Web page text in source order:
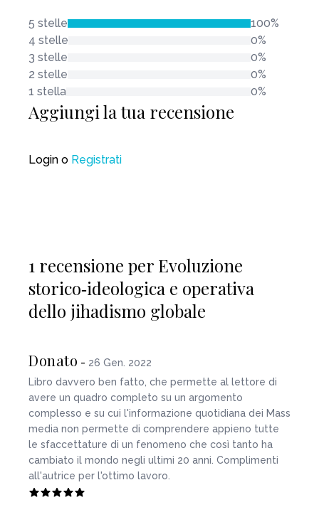
5 stelle
100%
4 stelle
0%
3 stelle
0%
2 stelle
0%
1 stella
0%
Aggiungi la tua recensione
Login o Registrati
1 recensione per Evoluzione
storico‑ideologica e operativa
dello jihadismo globale
Donato - 26 Gen. 2022
Libro davvero ben fatto, che permette al lettore di
avere un quadro completo su un argomento
complesso e su cui l'informazione quotidiana dei Mass
media non permette di comprendere appieno tutte
le sfaccettature di un fenomeno che così tanto ha
cambiato il mondo negli ultimi 20 anni. Complimenti
all'autrice per l'ottimo lavoro.